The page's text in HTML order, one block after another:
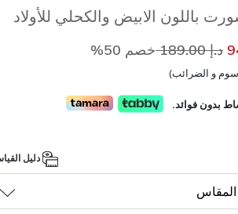
باللون الابيض والكحلي للأولاد
سعر مخفض مند.إ 189.00 إلى
خصم 50%
و الضرائب)
بدون فوائد.
المقاس